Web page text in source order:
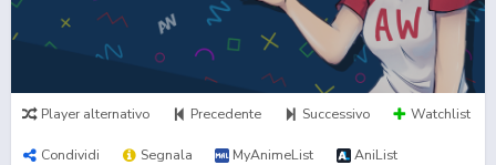
Player alternativo Precedente Successivo Watchlist
Condividi Segnala MyAnimeList AniList